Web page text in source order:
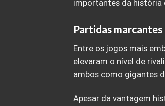
importantes da história
Partidas marcantes
Entre os jogos mais
elevaram o nível de
ambos como gigantes
Apesar da vantagem